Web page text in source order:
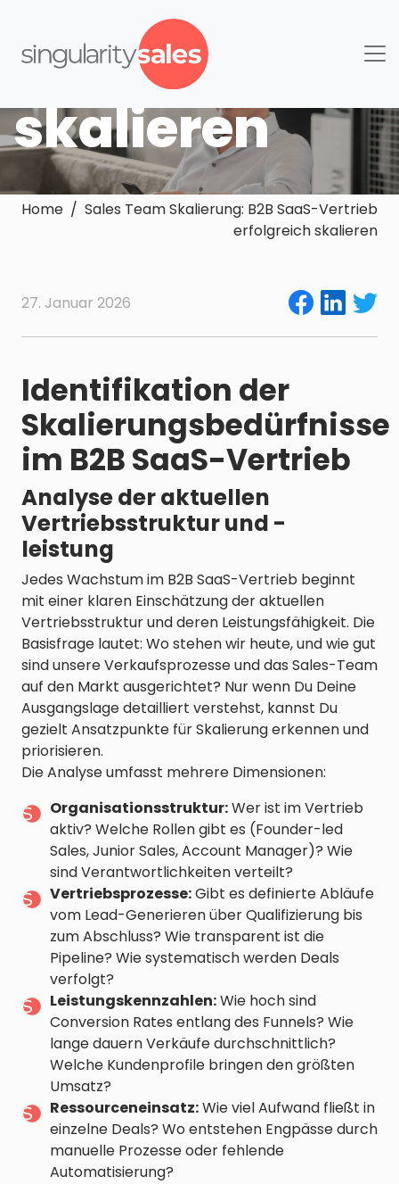
erfolgreich
skalieren
Home / Sales Team Skalierung: B2B SaaS-Vertrieb
erfolgreich skalieren
27. Januar 2026
Identifikation der
Skalierungsbedürfnisse
im B2B SaaS-Vertrieb
Analyse der aktuellen
Vertriebsstruktur und -
leistung
Jedes Wachstum im B2B SaaS-Vertrieb beginnt
mit einer klaren Einschätzung der aktuellen
Vertriebsstruktur und deren Leistungsfähigkeit. Die
Basisfrage lautet: Wo stehen wir heute, und wie gut
sind unsere Verkaufsprozesse und das Sales-Team
auf den Markt ausgerichtet? Nur wenn Du Deine
Ausgangslage detailliert verstehst, kannst Du
gezielt Ansatzpunkte für Skalierung erkennen und
priorisieren.
Die Analyse umfasst mehrere Dimensionen:
Organisationsstruktur:Wer ist im Vertrieb
aktiv? Welche Rollen gibt es (Founder-led
Sales, Junior Sales, Account Manager)? Wie
sind Verantwortlichkeiten verteilt?
Vertriebsprozesse:Gibt es definierte Abläufe
vom Lead-Generieren über Qualifizierung bis
zum Abschluss? Wie transparent ist die
Pipeline? Wie systematisch werden Deals
verfolgt?
Leistungskennzahlen:Wie hoch sind
Conversion Rates entlang des Funnels? Wie
lange dauern Verkäufe durchschnittlich?
Welche Kundenprofile bringen den größten
Umsatz?
Ressourceneinsatz:Wie viel Aufwand fließt in
einzelne Deals? Wo entstehen Engpässe durch
manuelle Prozesse oder fehlende
Automatisierung?